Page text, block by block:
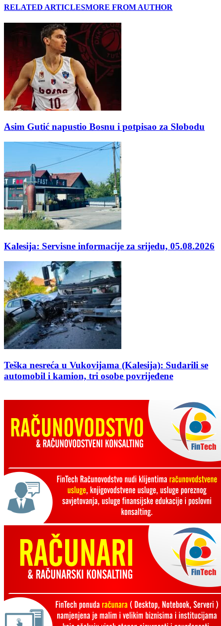
RELATED ARTICLESMORE FROM AUTHOR
Asim Gutić napustio Bosnu i potpisao za Slobodu
Kalesija: Servisne informacije za srijedu, 05.08.2026
Teška nesreća u Vukovijama (Kalesija): Sudarili se
automobil i kamion, tri osobe povrijeđene